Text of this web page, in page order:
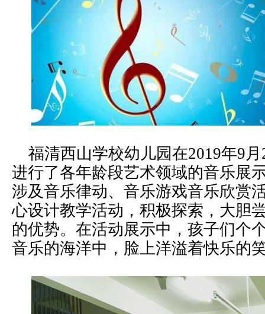
福清西山学校幼儿园在2019年9月
进行了各年龄段艺术领域的音乐展
涉及音乐律动、音乐游戏音乐欣赏
心设计教学活动，积极探索，大胆
的优势。在活动展示中，孩子们个
音乐的海洋中，脸上洋溢着快乐的